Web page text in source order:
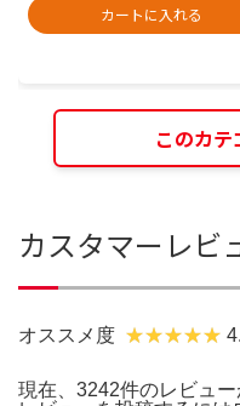
カートに入れる
このカ
カスタマーレビ
オススメ度
現在、3242件のレビュー